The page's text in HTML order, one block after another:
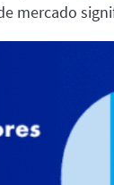
mercado